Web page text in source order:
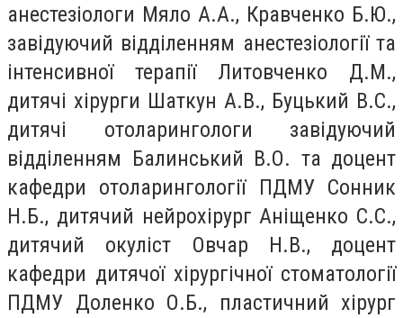
анестезіологи Мяло А.А., Кравченко Б.Ю.,
завідуючий відділенням анестезіології та
інтенсивної терапії Литовченко Д.М.,
дитячі хірурги Шаткун А.В., Буцький В.С.,
дитячі отоларингологи завідуючий
відділенням Балинський В.О. та доцент
кафедри отоларингології ПДМУ Сонник
Н.Б., дитячий нейрохірург Аніщенко С.С.,
дитячий окуліст Овчар Н.В., доцент
кафедри дитячої хірургічної стоматології
ПДМУ Доленко О.Б., пластичний хірург